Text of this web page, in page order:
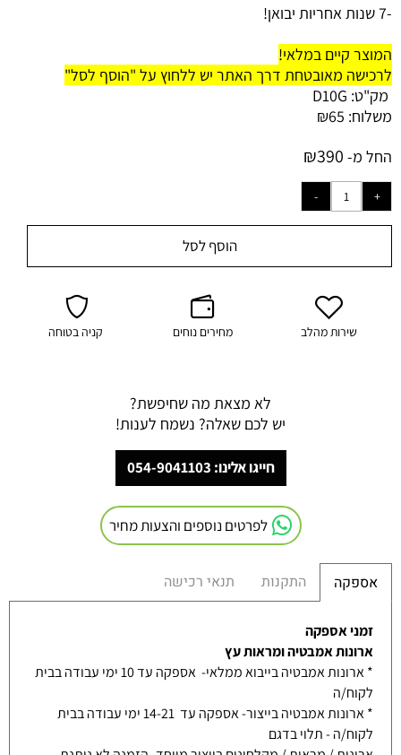
-7 שנות אחריות יבואן!
המוצר קיים במלאי!
לרכישה מאובטחת דרך האתר יש ללחוץ על "הוסף לסל"
מק"ט: D10G
משלוח:
₪65
החל מ-
₪390
הוסף לסל
שירות מהלב מחירים נוחים קניה בטוחה
לא מצאת מה שחיפשת?
יש לכם שאלה? נשמח לענות!
חייגו אלינו: 054-9041103
לפרטים נוספים והצעות מחיר
אספקה התקנות תנאי רכישה
זמני אספקה
ארונות אמבטיה ומראות עץ
* ארונות אמבטיה בייבוא ממלאי- אספקה עד 10 ימי עבודה בבית
לקוח/ה
* ארונות אמבטיה בייצור- אספקה עד 14-21 ימי עבודה בבית
לקוח/ה - תלוי בדגם